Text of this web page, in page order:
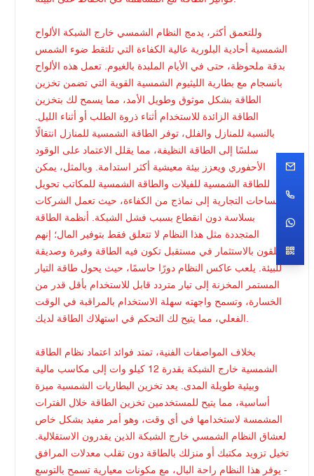
وللتعمق أكثر، يدمج النظام الشمسي خارج الشبكة الألواح
الشمسية أحادية البلورية عالية الكفاءة التي تلتقط ضوء الشمس
بدقة ملحوظة، حتى في الأيام الملبدة بالغيوم. تعمل هذه الألواح
بانسجام مع بطارية الليثيوم الشمسية القوية التي تضمن تخزين
الطاقة بشكل موثوق وطويل الأمد، مما يسمح لك بتخزين
الطاقة الزائدة للاستخدام أثناء ذروة الطلب أو أثناء الليل.
بالنسبة للمنازل والفلل، توفر الطاقة الشمسية للمنازل انتقالًا
سلسًا إلى الطاقة النظيفة، مما يقلل الاعتماد على الوقود
الأحفوري ويعزز بيئة معيشية أكثر استدامة. وبالمثل، يمكن
للطاقة الشمسية للفيلات والطاقة الشمسية للمكاتب تحويل
المساحات التجارية إلى نماذج من الكفاءة، حيث تعمل الشركات
بسلاسة دون انقطاع بسبب فشل الشبكة. أنظمة الطاقة
المتجددة مثل هذا النظام لا تتعلق فقط بتوفير المال؛ إنهم
يتعلقون بالاستثمار في مستقبل تكون فيه الطاقة وفيرة وصديقة
للبيئة. يلعب عاكس النظام دورًا حاسمًا، حيث يحول طاقة التيار
المستمر المخزنة إلى تيار متردد قابل للاستخدام بأقل قدر من
الخسارة، وتسمح واجهته سهلة الاستخدام بالمراقبة في الوقت
الفعلي، مما يتيح لك التحكم في استهلاك الطاقة لديك.
بخلاف المواصفات الفنية، تمتد فوائد اعتماد نظام الطاقة
الشمسية خارج الشبكة بقدرة 12 كيلو وات إلى مكاسب مالية
وبيئية طويلة المدى. يعد تخزين البطاريات الشمسية ميزة
أساسية، مما يتيح للمستخدمين تخزين الطاقة خلال الفترات
المشمسة لاستخدامها في أي وقت، وهو أمر مفيد بشكل خاص
لعشاق النظام الشمسي خارج الشبكة الذين يقدرون الاستقلالية.
تخيل تزويد مكتبك أو منزلك بالطاقة دون تقلب معدلات المرافق
- يوفر هذا النظام راحة البال، مع مكونات معيارية تسمح بالتوسع